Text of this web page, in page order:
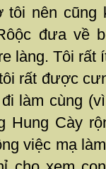
nên cũng
đưa về
làng. Tôi rất
rất được
làm cùng
Hung Cày
việc mạ